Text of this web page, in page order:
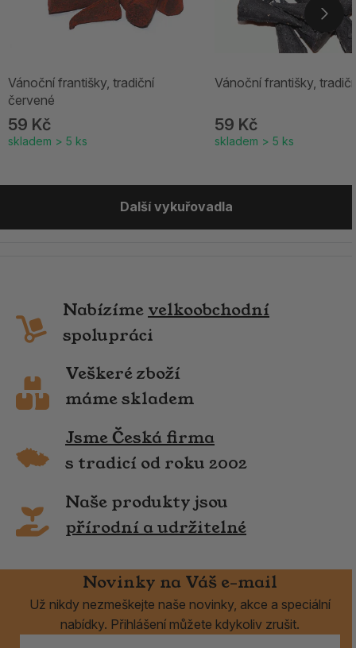
Vánoční františky, tradiční
červené
59 Kč
skladem > 5 ks
Vánoční františky,
59 Kč
skladem > 5 ks
Další vykuřovadla
Nabízíme velkoobchodní
spolupráci
Veškeré zboží
máme skladem
Jsme Česká firma
s tradicí od roku 2002
Naše produkty jsou
přírodní a udržitelné
Novinky na Váš e-mail
Už nikdy nezmeškejte naše novinky, akce a speciální
nabídky. Přihlášení můžete kdykoliv zrušit.